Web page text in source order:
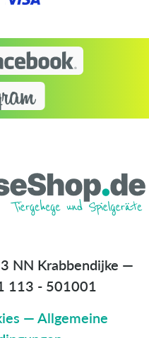
NN Krabbendijke —
113 - 501001
—Allgemeine